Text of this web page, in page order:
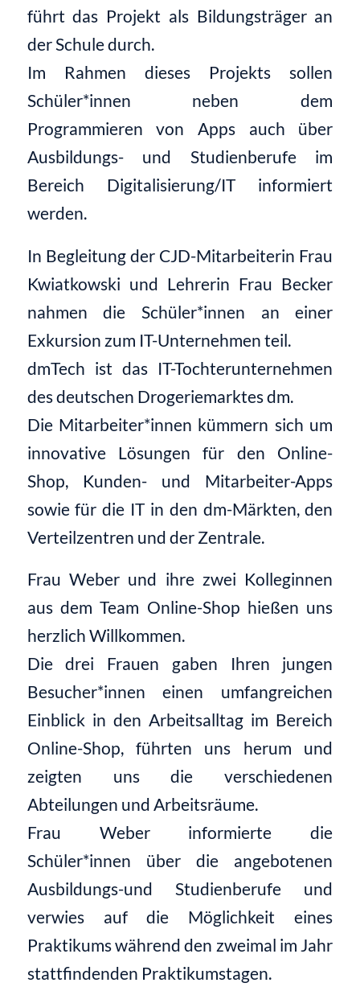
führt das Projekt als Bildungsträger an
der Schule durch.
Im Rahmen dieses Projekts sollen
Schüler*innen neben dem
Programmieren von Apps auch über
Ausbildungs- und Studienberufe im
Bereich Digitalisierung/IT informiert
werden.
In Begleitung der CJD-Mitarbeiterin Frau
Kwiatkowski und Lehrerin Frau Becker
nahmen die Schüler*innen an einer
Exkursion zum IT-Unternehmen teil.
dmTech ist das IT-Tochterunternehmen
des deutschen Drogeriemarktes dm.
Die Mitarbeiter*innen kümmern sich um
innovative Lösungen für den Online-
Shop, Kunden- und Mitarbeiter-Apps
sowie für die IT in den dm-Märkten, den
Verteilzentren und der Zentrale.
Frau Weber und ihre zwei Kolleginnen
aus dem Team Online-Shop hießen uns
herzlich Willkommen.
Die drei Frauen gaben Ihren jungen
Besucher*innen einen umfangreichen
Einblick in den Arbeitsalltag im Bereich
Online-Shop, führten uns herum und
zeigten uns die verschiedenen
Abteilungen und Arbeitsräume.
Frau Weber informierte die
Schüler*innen über die angebotenen
Ausbildungs-und Studienberufe und
verwies auf die Möglichkeit eines
Praktikums während den zweimal im Jahr
stattfindenden Praktikumstagen.